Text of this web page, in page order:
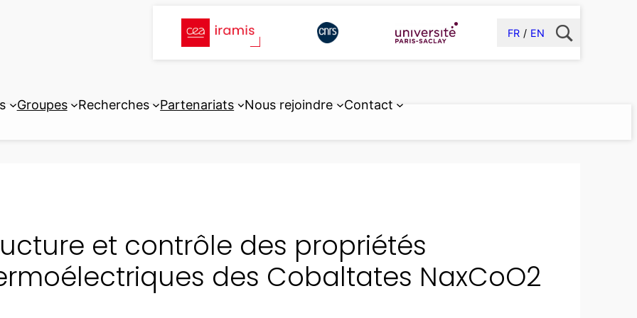
FR EN
Groupes Recherches Partenariats Nous rejoindre Contact
et contrôle des propriétés
des Cobaltates NaxCoO2